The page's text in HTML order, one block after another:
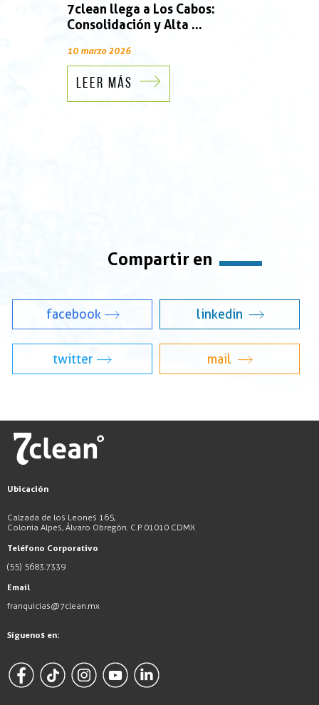
7clean llega a Los Cabos:
Consolidación y Alta ...
10 marzo 2026
LEER MÁS
Compartir en
Ubicación
Calzada de los Leones 165,
Colonia Alpes, Álvaro Obregón. C.P. 01010 CDMX
Teléfono Corporativo
(55) 5683.7339
Email
franquicias@7clean.mx
Síguenos en: